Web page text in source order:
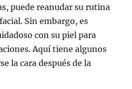
puede reanudar su rutina
Sin embargo, es
con su piel para
Aquí tiene algunos
la cara después de la